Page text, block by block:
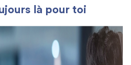
là pour toi